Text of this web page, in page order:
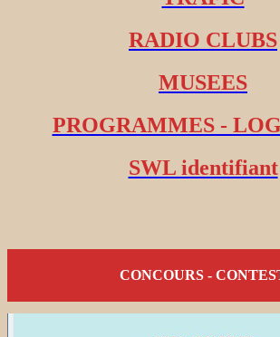
RADIO CLUBS
MUSEES
PROGRAMMES -
SWL identifiant
CONCOURS -